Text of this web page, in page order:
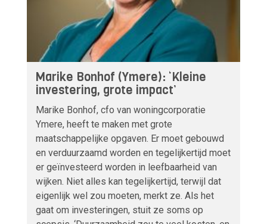
Marike Bonhof (Ymere): ‘Kleine
investering, grote impact’
Marike Bonhof, cfo van woningcorporatie
Ymere, heeft te maken met grote
maatschappelijke opgaven. Er moet gebouwd
en verduurzaamd worden en tegelijkertijd moet
er geïnvesteerd worden in leefbaarheid van
wijken. Niet alles kan tegelijkertijd, terwijl dat
eigenlijk wel zou moeten, merkt ze. Als het
gaat om investeringen, stuit ze soms op